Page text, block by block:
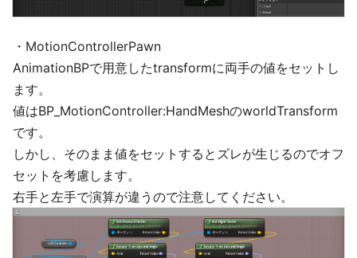
・MotionControllerPawn
AnimationBPで用意したtransformに両手の値をセットし
ます。
値はBP_MotionController:HandMeshのworldTransform
です。
しかし、そのまま値をセットするとズレが生じるのでオフ
セットを考慮します。
右手と左手で演算が違うので注意してください。